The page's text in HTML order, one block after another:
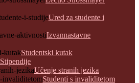
Ured za studente i
Izvannastavne
Studentski kutak
Stipendije
Učenje stranih jezika
Studenti s invaliditetom